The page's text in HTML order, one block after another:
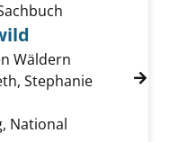
A girl in the wild
Wäldern
Stephanie Suche
National